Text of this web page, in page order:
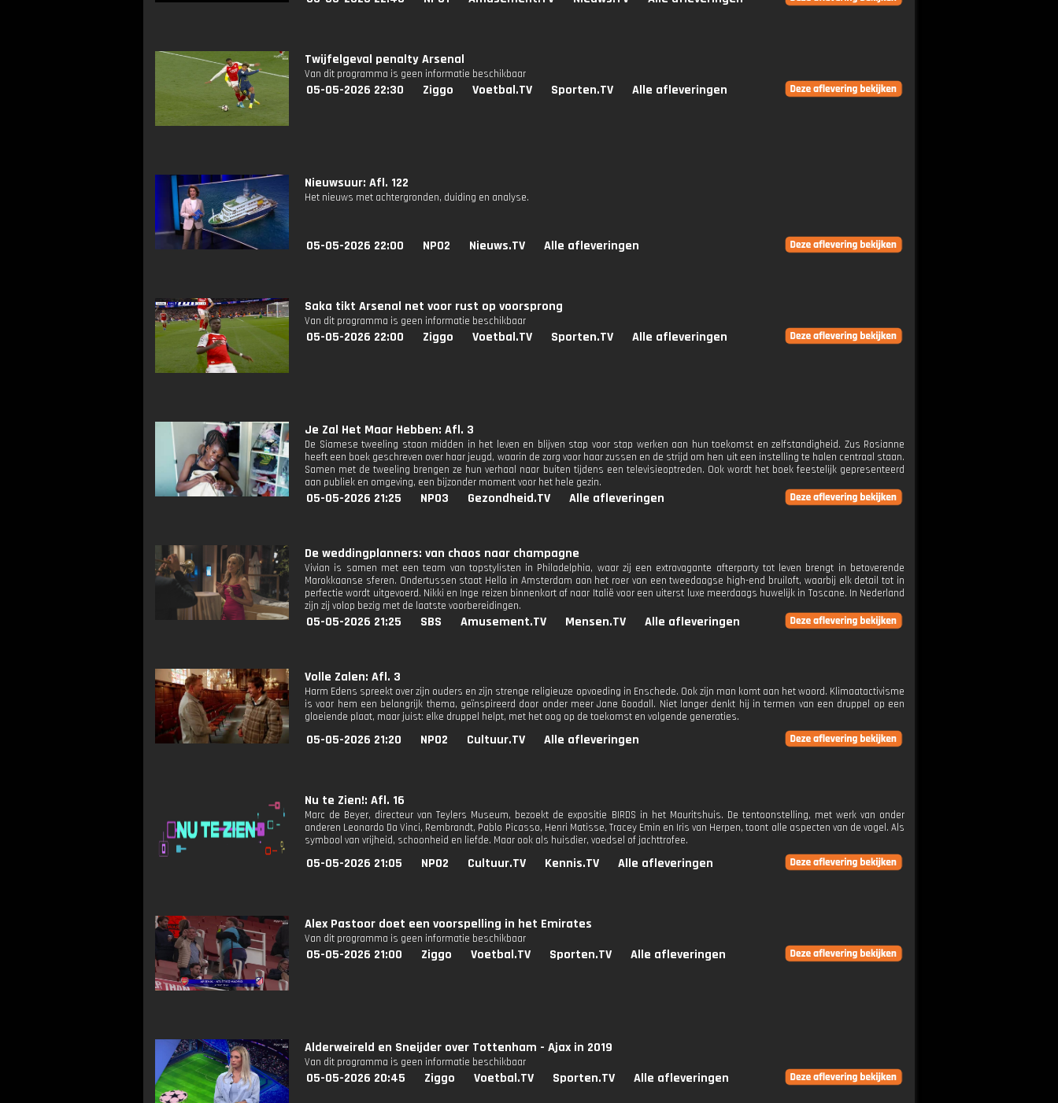
Twijfelgeval penalty Arsenal
Van dit programma is geen informatie beschikbaar
05-05-2026 22:30 Ziggo Voetbal.TV Sporten.TV Alle afleveringen
Nieuwsuur: Afl. 122
Het nieuws met achtergronden, duiding en analyse.
05-05-2026 22:00 NPO2 Nieuws.TV Alle afleveringen
Saka tikt Arsenal net voor rust op voorsprong
Van dit programma is geen informatie beschikbaar
05-05-2026 22:00 Ziggo Voetbal.TV Sporten.TV Alle afleveringen
Je Zal Het Maar Hebben: Afl. 3
De Siamese tweeling staan midden in het leven en blijven stap voor stap werken aan hun toekomst en zelfstandigheid. Zus Rosianne
heeft een boek geschreven over haar jeugd, waarin de zorg voor haar zussen en de strijd om hen uit een instelling te halen centraal staan.
Samen met de tweeling brengen ze hun verhaal naar buiten tijdens een televisieoptreden. Ook wordt het boek feestelijk gepresenteerd
aan publiek en omgeving, een bijzonder moment voor het hele gezin.
05-05-2026 21:25 NPO3 Gezondheid.TV Alle afleveringen
De weddingplanners: van chaos naar champagne
Vivian is samen met een team van topstylisten in Philadelphia, waar zij een extravagante afterparty tot leven brengt in betoverende
Marokkaanse sferen. Ondertussen staat Hella in Amsterdam aan het roer van een tweedaagse high-end bruiloft, waarbij elk detail tot in
perfectie wordt uitgevoerd. Nikki en Inge reizen binnenkort af naar Italië voor een uiterst luxe meerdaags huwelijk in Toscane. In Nederland
zijn zij volop bezig met de laatste voorbereidingen.
05-05-2026 21:25 SBS Amusement.TV Mensen.TV Alle afleveringen
Volle Zalen: Afl. 3
Harm Edens spreekt over zijn ouders en zijn strenge religieuze opvoeding in Enschede. Ook zijn man komt aan het woord. Klimaatactivisme
is voor hem een belangrijk thema, geïnspireerd door onder meer Jane Goodall. Niet langer denkt hij in termen van een druppel op een
gloeiende plaat, maar juist: elke druppel helpt, met het oog op de toekomst en volgende generaties.
05-05-2026 21:20 NPO2 Cultuur.TV Alle afleveringen
Nu te Zien!: Afl. 16
Marc de Beyer, directeur van Teylers Museum, bezoekt de expositie BIRDS in het Mauritshuis. De tentoonstelling, met werk van onder
anderen Leonardo Da Vinci, Rembrandt, Pablo Picasso, Henri Matisse, Tracey Emin en Iris van Herpen, toont alle aspecten van de vogel. Als
symbool van vrijheid, schoonheid en liefde. Maar ook als huisdier, voedsel of jachttrofee.
05-05-2026 21:05 NPO2 Cultuur.TV Kennis.TV Alle afleveringen
Alex Pastoor doet een voorspelling in het Emirates
Van dit programma is geen informatie beschikbaar
05-05-2026 21:00 Ziggo Voetbal.TV Sporten.TV Alle afleveringen
Alderweireld en Sneijder over Tottenham - Ajax in 2019
Van dit programma is geen informatie beschikbaar
05-05-2026 20:45 Ziggo Voetbal.TV Sporten.TV Alle afleveringen